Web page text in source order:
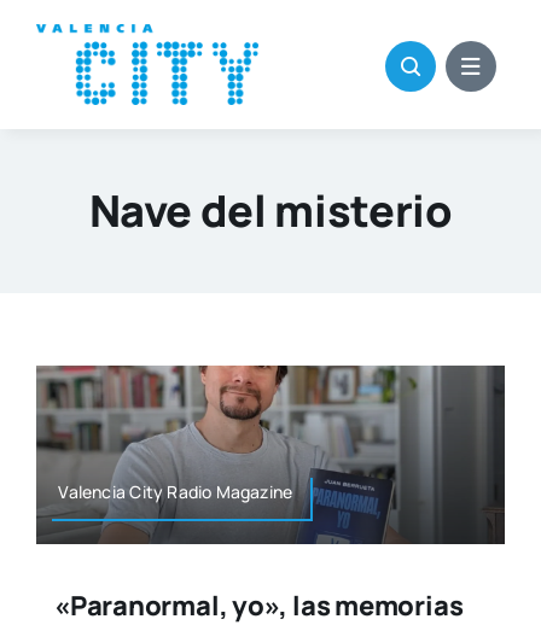
contenido
Nave del misterio
Valen­cia City Radio Maga­zi­ne
«Paranormal, yo», las memorias